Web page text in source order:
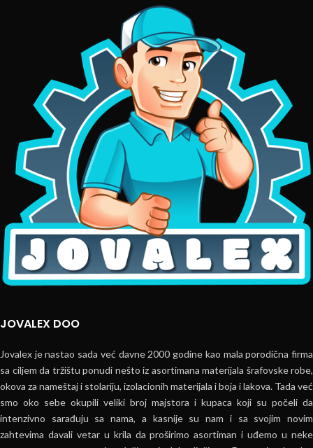
JOVALEX DOO
Jovalex je nastao sada već davne 2000 godine kao mala porodična firma
sa ciljem da tržištu ponudi nešto iz asortimana materijala šrafovske robe,
okova za nameštaj i stolariju, izolacionih materijala i boja i lakova. Tada već
smo oko sebe okupili veliki broj majstora i kupaca koji su počeli da
intenzivno sarađuju sa nama, a kasnije su nam i sa svojim novim
zahtevima davali vetar u krila da proširimo asortiman i uđemo u neke